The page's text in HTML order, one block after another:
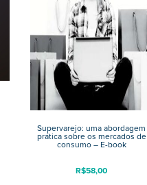
Supervarejo: uma abordagem
prática sobre os mercados de
consumo – E-book
R$58,00